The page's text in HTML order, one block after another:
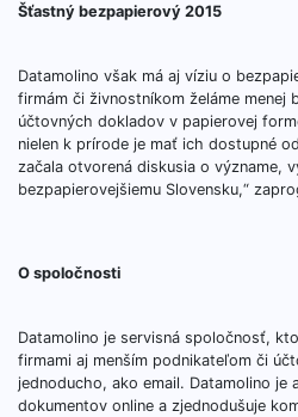
Šťastný bezpapierový 2015
Datamolino však má aj víziu o
firmám či živnostníkom želáme menej
účtovných dokladov v papierovej
nielen k prírode je mať ich dostupné
začala otvorená diskusia o význame,
bezpapierovejšiemu Slovensku,“
O spoločnosti
Datamolino je servisná spoločnosť,
firmami aj menším podnikateľom či
jednoducho, ako email. Datamolino je
dokumentov online a zjednodušuje